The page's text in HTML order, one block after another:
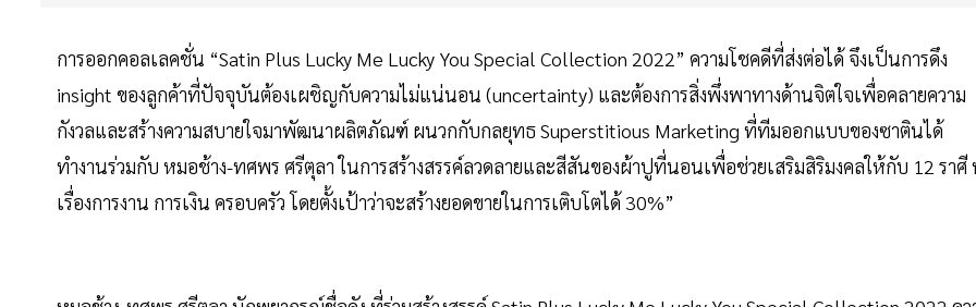
การออกคอลเลคชั่น “Satin Plus Lucky Me Lucky You Special Collection 2022” ความโชคดีที่ส่งต่อได้ จึงเป็นการดึง
insight ของลูกค้าที่ปัจจุบันต้องเผชิญกับความไม่แน่นอน (uncertainty) และต้องการสิ่งพึ่งพาทางด้านจิตใจเพื่อคลายความ
กังวลและสร้างความสบายใจมาพัฒนาผลิตภัณฑ์ ผนวกกับกลยุทธ Superstitious Marketing ที่ทีมออกแบบของซาตินได้
ทำงานร่วมกับ หมอช้าง-ทศพร ศรีตุลา ในการสร้างสรรค์ลวดลายและสีสันของผ้าปูที่นอนเพื่อช่วยเสริมสิริมงคลให้กับ 12 ราศี
เรื่องการงาน การเงิน ครอบครัว โดยตั้งเป้าว่าจะสร้างยอดขายในการเติบโตได้ 30%”